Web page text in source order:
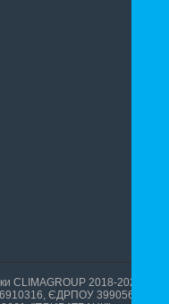
CLIMAGROUP 2018-2026
ЄДРПОУ 39905699,